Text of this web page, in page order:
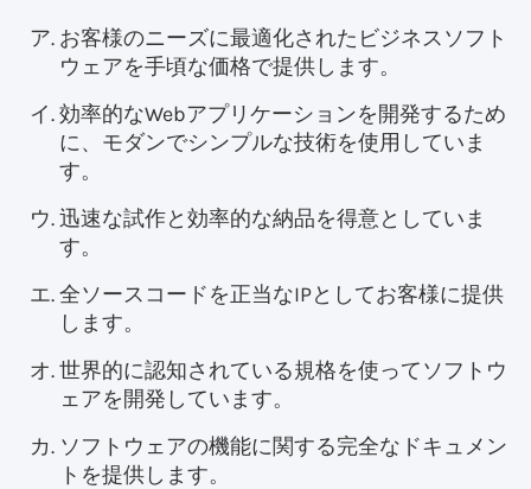
お客様のニーズに最適化されたビジネスソフト
ウェアを手頃な価格で提供します。
効率的なWebアプリケーションを開発するため
に、モダンでシンプルな技術を使用していま
す。
迅速な試作と効率的な納品を得意としていま
す。
全ソースコードを正当なIPとしてお客様に提供
します。
世界的に認知されている規格を使ってソフトウ
ェアを開発しています。
ソフトウェアの機能に関する完全なドキュメン
トを提供します。